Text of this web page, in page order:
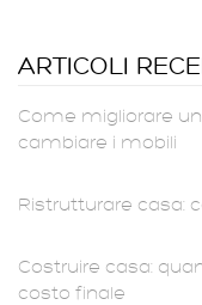
ARTICOLI
Come migliorare
cambiare i mobili
Ristrutturare casa:
Costruire casa:
costo finale